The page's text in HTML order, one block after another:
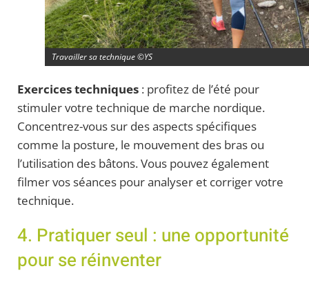
Travailler sa technique ©YS
Exercices techniques : profitez de l’été pour
stimuler votre technique de marche nordique.
Concentrez-vous sur des aspects spécifiques
comme la posture, le mouvement des bras ou
l’utilisation des bâtons. Vous pouvez également
filmer vos séances pour analyser et corriger votre
technique.
4. Pratiquer seul : une opportunité
pour se réinventer